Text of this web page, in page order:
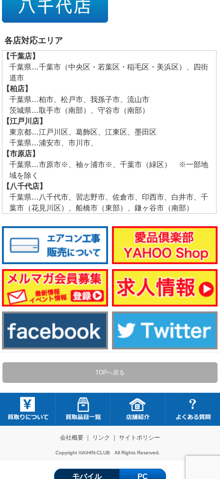
各店対応エリア
【千葉店】
千葉県…千葉市（中央区・若葉区・稲毛区・美浜区）、四街
道市
【柏店】
千葉県…柏市、松戸市、我孫子市、流山市
茨城県…取手市（南部）、守谷市（南部）
【江戸川店】
東京都…江戸川区、葛飾区、江東区、墨田区
千葉県…浦安市、市川市、
【市原店】
千葉県…市原市※、袖ヶ浦市※、千葉市（緑区） ※一部地
域を除く
【八千代店】
千葉県…八千代市、習志野市、佐倉市、印西市、白井市、千
葉市（花見川区）、船橋市（東部）、鎌ヶ谷市（南部）
TOPへ戻る
会社概要｜ リンク サイトポリシー
Copyright ©AIHIN-CLUB All Rights Reserved.
モバイル PC